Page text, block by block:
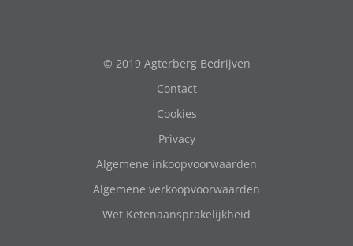
© 2019 Agterberg Bedrijven
Contact
Cookies
Privacy
Algemene inkoopvoorwaarden
Algemene verkoopvoorwaarden
Wet Ketenaansprakelijkheid